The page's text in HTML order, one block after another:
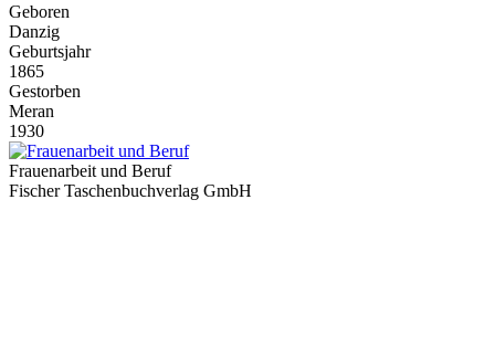
Geboren
Danzig
Geburtsjahr
1865
Gestorben
Meran
1930
Frauenarbeit und Beruf
Fischer Taschenbuchverlag GmbH